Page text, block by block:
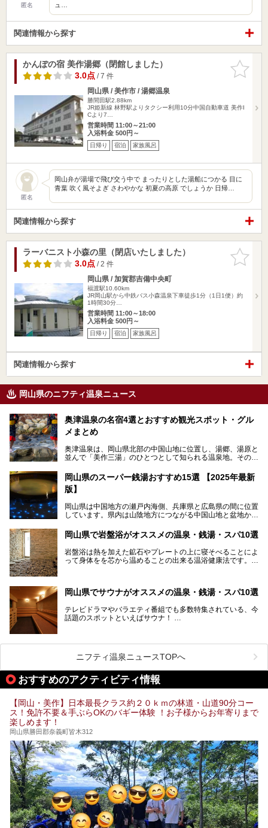
匿名
ュ…
関連情報から探す
お気に入
りに追加
かんぽの宿 美作湯郷（閉館しました）
3.0点/ 7 件
岡山県 / 美作市 / 湯郷温泉
勝間田駅2.88km
JR姫新線 林野駅よりタクシー利用10分中国自動車道 美作I
Cより7…
営業時間 11:00～21:00
入浴料金 500円～
日帰り 宿泊 家族風呂
匿名
岡山弁が湯場で飛び交う中で まったりとした湯船につかる 目に
青葉 吹く風そよぎ さわやかな 初夏の高原 でしょうか 日帰…
関連情報から探す
お気に入
りに追加
ラーバニスト小森の里（閉店いたしました）
3.0点/ 2 件
岡山県 / 加賀郡吉備中央町
福渡駅10.60km
JR岡山駅から中鉄バス小森温泉下車徒歩1分（1日1便）約
1時間30分…
営業時間 11:00～18:00
入浴料金 500円～
日帰り 宿泊 家族風呂
関連情報から探す
岡山県のニフティ温泉ニュース
奥津温泉の名宿4選とおすすめ観光スポット・グル
メまとめ
奥津温泉は、岡山県北部の中国山地に位置し、湯郷、湯原と
並んで「美作三湯」のひとつとして知られる温泉地。その泉
す。
この記事では、奥津温泉で宿泊におすすめの宿、観光スポッ
を存分に味わい、癒しの旅を楽しんでくださいね。
岡山県のスーパー銭湯おすすめ15選 【2025年最新
版】
岡山県は中国地方の瀬戸内海側、兵庫県と広島県の間に位置
しています。県内は山陰地方につながる中国山地と盆地から
海に多数の島々が浮かぶ瀬戸内海に面した南部に分けられま
す。年間を通じて降水量が少ない「晴れの国」で、モモやブ
ドウなど果物の栽培が盛んなうえ、その品質の高さは全国的
にも有名です。
ます。ここでは、岡山県で評判のスーパー銭湯をご紹介しま
しょう。
岡山県で岩盤浴がオススメの温泉・銭湯・スパ10選
岩盤浴は熱を加えた鉱石やプレートの上に寝そべることによ
って身体をを芯から温めることの出来る温浴健康法です。じ
ススメ温泉・銭湯・スパ10ヶ所を紹介させていただきま
岡山県でサウナがオススメの温泉・銭湯・スパ10選
テレビドラマやバラエティ番組でも多数特集されている、今
話題のスポットといえばサウナ！
今回は、岡山県でサウナがおすすめの温泉や銭湯、スパを厳
選してご紹介！
血流が良くなるだけでなく美容効果やリラックス効果も期待
ニフティ温泉ニュースTOPへ
おすすめのアクティビティ情報
【岡山・美作】日本最長クラス約２０ｋｍの林道・山道90分コー
ス！免許不要＆手ぶらOKのバギー体験 ！お子様からお年寄りまで
楽しめます！
岡山県勝田郡奈義町皆木312